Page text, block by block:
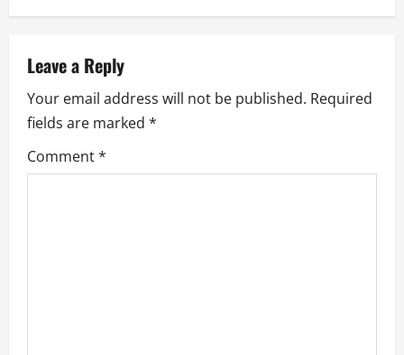
Leave a Reply
Your email address will not be published. Required
fields are marked *
Comment*